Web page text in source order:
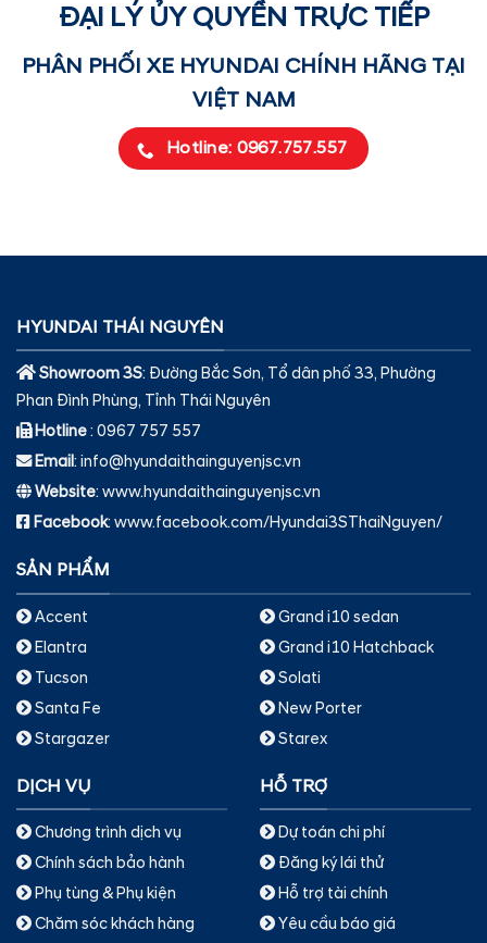
ĐẠI LÝ ỦY QUYỀN TRỰC TIẾP
PHÂN PHỐI XE HYUNDAI CHÍNH HÃNG TẠI
VIỆT NAM
Hotline: 0967.757.557
HYUNDAI THÁI NGUYÊN
Showroom 3S: Đường Bắc Sơn, Tổ dân phố 33, Phường
Phan Đình Phùng, Tỉnh Thái Nguyên
Hotline: 0967 757 557
Email: info@hyundaithainguyenjsc.vn
Website: www.hyundaithainguyenjsc.vn
Facebook: www.facebook.com/Hyundai3SThaiNguyen/
SẢN PHẨM
Accent
Elantra
Tucson
Santa Fe
Stargazer
Grand i10 sedan
Grand i10 Hatchback
Solati
New Porter
Starex
DỊCH VỤ
Chương trình dịch vụ
Chính sách bảo hành
Phụ tùng & Phụ kiện
Chăm sóc khách hàng
HỖ TRỢ
Dự toán chi phí
Đăng ký lái thử
Hỗ trợ tài chính
Yêu cầu báo giá